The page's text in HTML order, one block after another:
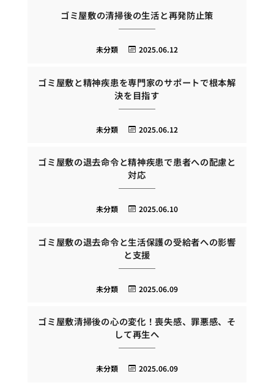
ゴミ屋敷の清掃後の生活と再発防止策
2025.06.12
未分類
ゴミ屋敷と精神疾患を専門家のサポートで根本解
決を目指す
2025.06.12
未分類
ゴミ屋敷の退去命令と精神疾患で患者への配慮と
対応
2025.06.10
未分類
ゴミ屋敷の退去命令と生活保護の受給者への影響
と支援
2025.06.09
未分類
ゴミ屋敷清掃後の心の変化！喪失感、罪悪感、そ
して再生へ
2025.06.09
未分類